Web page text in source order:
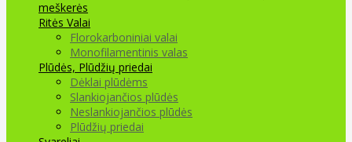
meškerės
Ritės Valai
Florokarboniniai valai
Monofilamentinis valas
Plūdės, Plūdžių priedai
Dėklai plūdėms
Slankiojančios plūdės
Neslankiojančios plūdės
Plūdžių priedai